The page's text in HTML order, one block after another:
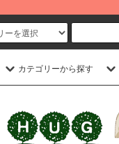
カテゴリーから探す